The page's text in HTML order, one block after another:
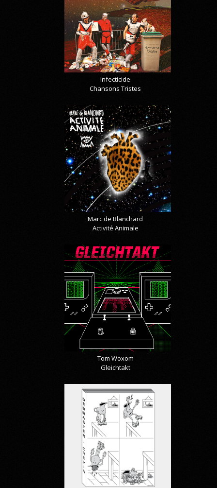
Infecticide
Chansons Tristes
Marc de Blanchard
Activité Animale
Tom Woxom
Gleichtakt